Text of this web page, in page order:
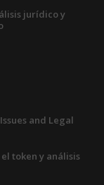
jurídico y
and Legal
token y análisis